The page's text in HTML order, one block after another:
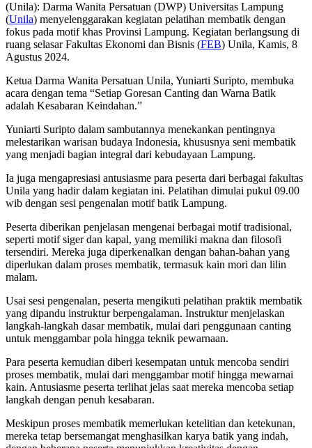
(Unila): Darma Wanita Persatuan (DWP) Universitas Lampung
(Unila) menyelenggarakan kegiatan pelatihan membatik dengan
fokus pada motif khas Provinsi Lampung. Kegiatan berlangsung di
ruang selasar Fakultas Ekonomi dan Bisnis (FEB) Unila, Kamis, 8
Agustus 2024.
Ketua Darma Wanita Persatuan Unila, Yuniarti Suripto, membuka
acara dengan tema “Setiap Goresan Canting dan Warna Batik
adalah Kesabaran Keindahan.”
Yuniarti Suripto dalam sambutannya menekankan pentingnya
melestarikan warisan budaya Indonesia, khususnya seni membatik
yang menjadi bagian integral dari kebudayaan Lampung.
Ia juga mengapresiasi antusiasme para peserta dari berbagai fakultas
Unila yang hadir dalam kegiatan ini. Pelatihan dimulai pukul 09.00
wib dengan sesi pengenalan motif batik Lampung.
Peserta diberikan penjelasan mengenai berbagai motif tradisional,
seperti motif siger dan kapal, yang memiliki makna dan filosofi
tersendiri. Mereka juga diperkenalkan dengan bahan-bahan yang
diperlukan dalam proses membatik, termasuk kain mori dan lilin
malam.
Usai sesi pengenalan, peserta mengikuti pelatihan praktik membatik
yang dipandu instruktur berpengalaman. Instruktur menjelaskan
langkah-langkah dasar membatik, mulai dari penggunaan canting
untuk menggambar pola hingga teknik pewarnaan.
Para peserta kemudian diberi kesempatan untuk mencoba sendiri
proses membatik, mulai dari menggambar motif hingga mewarnai
kain. Antusiasme peserta terlihat jelas saat mereka mencoba setiap
langkah dengan penuh kesabaran.
Meskipun proses membatik memerlukan ketelitian dan ketekunan,
mereka tetap bersemangat menghasilkan karya batik yang indah,